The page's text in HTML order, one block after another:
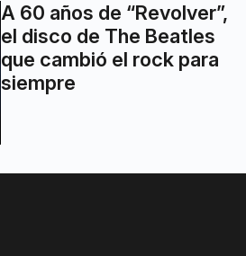
A 60 años de “Revolver”,
el disco de The Beatles
que cambió el rock para
siempre